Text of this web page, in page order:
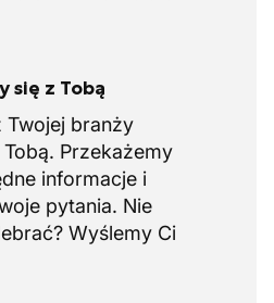
się z Tobą
Twojej branży
Przekażemy
informacje i
pytania. Nie
Wyślemy Ci